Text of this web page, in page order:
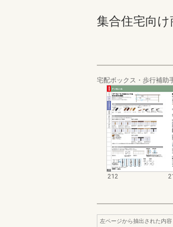
集合住宅向
宅配ボックス・歩行補助
212
左ページから抽出された内容